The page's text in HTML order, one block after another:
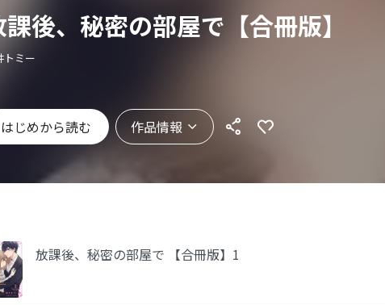
後、秘密の部屋で【合冊版】
トミー
はじめから読む 作品情報
放課後、秘密の部屋で 【合冊版】1